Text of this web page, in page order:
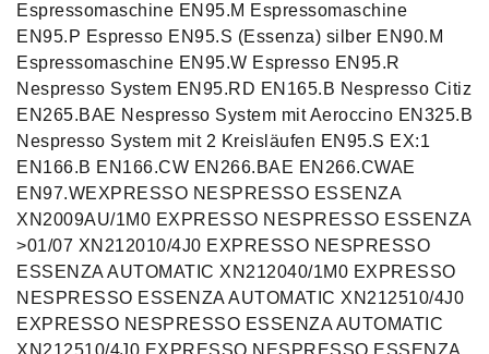
Espressomaschine EN95.M Espressomaschine
EN95.P Espresso EN95.S (Essenza) silber EN90.M
Espressomaschine EN95.W Espresso EN95.R
Nespresso System EN95.RD EN165.B Nespresso Citiz
EN265.BAE Nespresso System mit Aeroccino EN325.B
Nespresso System mit 2 Kreisläufen EN95.S EX:1
EN166.B EN166.CW EN266.BAE EN266.CWAE
EN97.WEXPRESSO NESPRESSO ESSENZA
XN2009AU/1M0 EXPRESSO NESPRESSO ESSENZA
>01/07 XN212010/4J0 EXPRESSO NESPRESSO
ESSENZA AUTOMATIC XN212040/1M0 EXPRESSO
NESPRESSO ESSENZA AUTOMATIC XN212510/4J0
EXPRESSO NESPRESSO ESSENZA AUTOMATIC